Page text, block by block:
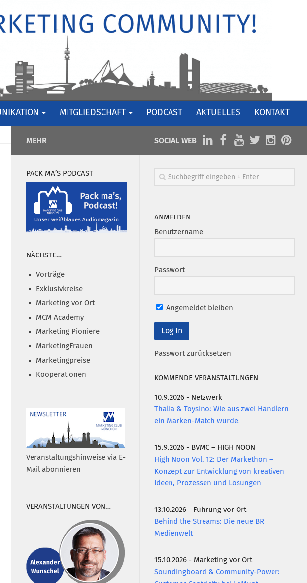
MITGLIEDSCHAFT PODCAST AKTUELLES KONTAKT
SOCIAL WEB
ANMELDEN
Benutzername
Passwort
Angemeldet bleiben
Passwort zurücksetzen
KOMMENDE VERANSTALTUNGEN
10.9.2026 - Netzwerk
Thalia & Toysino: Wie aus zwei Händlern
ein Marken-Match wurde.
15.9.2026 - BVMC – HIGH NOON
High Noon Vol. 12: Der Markethon –
Konzept zur Entwicklung von kreativen
Ideen, Prozessen und Lösungen
13.10.2026 - Führung vor Ort
Behind the Streams: Die neue BR
Medienwelt
15.10.2026 - Marketing vor Ort
Soundingboard & Community-Power:
MEHR
PACK MA’S PODCAST
NÄCHSTE…
Vorträge
Exklusivkreise
Marketing vor Ort
MCM Academy
Marketing Pioniere
MarketingFrauen
Marketingpreise
Kooperationen
Veranstaltungshinweise via E-
Mail abonnieren
VERANSTALTUNGEN VON…